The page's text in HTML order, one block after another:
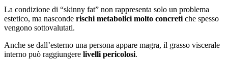
La condizione di “skinny fat” non rappresenta solo un problema
estetico, ma nasconde rischi metabolici molto concreti che spesso
vengono sottovalutati.
Anche se dall’esterno una persona appare magra, il grasso viscerale
interno può raggiungere livelli pericolosi.